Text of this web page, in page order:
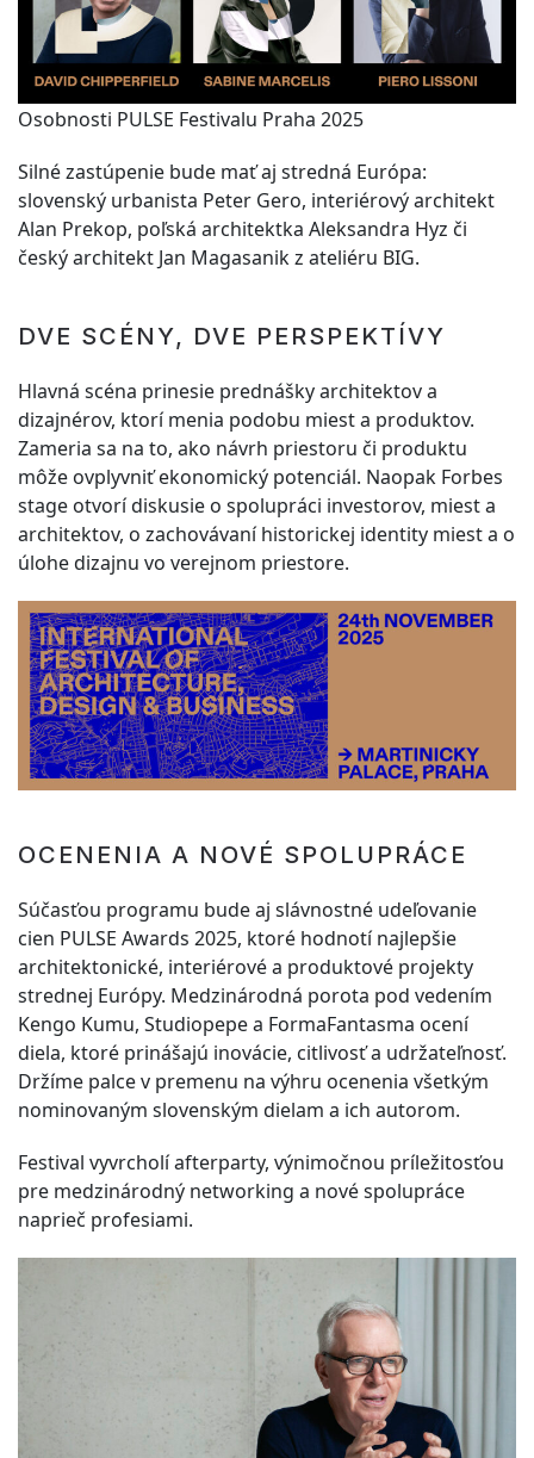
Osobnosti PULSE Festivalu Praha 2025
Silné zastúpenie bude mať aj stredná Európa:
slovenský urbanista Peter Gero, interiérový architekt
Alan Prekop, poľská architektka Aleksandra Hyz či
český architekt Jan Magasanik z ateliéru BIG.
DVE SCÉNY, DVE PERSPEKTÍVY
Hlavná scéna prinesie prednášky architektov a
dizajnérov, ktorí menia podobu miest a produktov.
Zameria sa na to, ako návrh priestoru či produktu
môže ovplyvniť ekonomický potenciál. Naopak Forbes
stage otvorí diskusie o spolupráci investorov, miest a
architektov, o zachovávaní historickej identity miest a o
úlohe dizajnu vo verejnom priestore.
OCENENIA A NOVÉ SPOLUPRÁCE
Súčasťou programu bude aj slávnostné udeľovanie
cien PULSE Awards 2025, ktoré hodnotí najlepšie
architektonické, interiérové a produktové projekty
strednej Európy. Medzinárodná porota pod vedením
Kengo Kumu, Studiopepe a FormaFantasma ocení
diela, ktoré prinášajú inovácie, citlivosť a udržateľnosť.
Držíme palce v premenu na výhru ocenenia všetkým
nominovaným slovenským dielam a ich autorom.
Festival vyvrcholí afterparty, výnimočnou príležitosťou
pre medzinárodný networking a nové spolupráce
naprieč profesiami.